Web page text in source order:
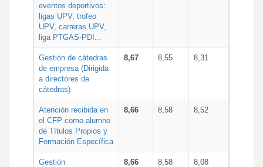
eventos deportivos:
ligas UPV, trofeo
UPV, carreras UPV,
liga PTGAS-PDI...
Gestión de cátedras
de empresa (Dirigida
a directores de
cátedras)
8,67 8,55 8,31
Atención recibida en
el CFP como alumno
de Títulos Propios y
Formación Específica
8,66 8,58 8,52
Gestión
8,66 8,58 8,08